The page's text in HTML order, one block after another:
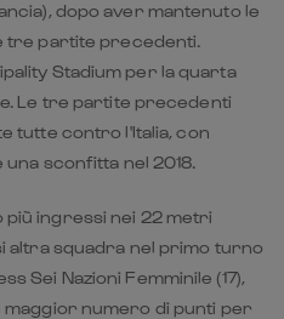
dopo aver mantenuto le
tre partite precedenti.
Stadium per la quarta
Le tre partite precedenti
tutte contro l'Italia, con
sconfitta nel 2018.
ingressi nei 22 metri
altra squadra nel primo turno
Sei Nazioni Femminile (17),
maggior numero di punti per